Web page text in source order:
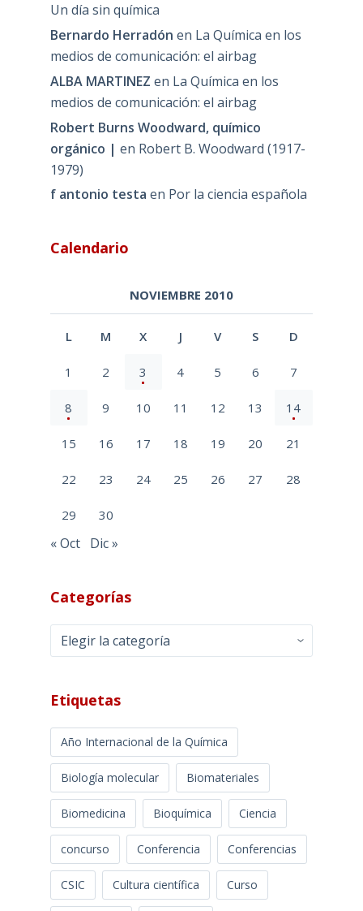
Un día sin química
Bernardo Herradón en La Química en los
medios de comunicación: el airbag
ALBA MARTINEZ en La Química en los
medios de comunicación: el airbag
Robert Burns Woodward, químico
orgánico | en Robert B. Woodward (1917-
1979)
f antonio testa en Por la ciencia española
Calendario
NOVIEMBRE 2010
L M X J V S D
1 2 3 4 5 6 7
8 9 10 11 12 13 14
15 16 17 18 19 20 21
22 23 24 25 26 27 28
29 30
« Oct Dic »
Categorías
Categorías
Etiquetas
Año Internacional de la Química
Biología molecular Biomateriales
Biomedicina Bioquímica Ciencia
concurso Conferencia Conferencias
CSIC Cultura científica Curso